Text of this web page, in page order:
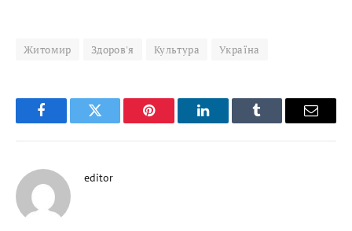
Житомир Здоров'я Культура Україна
FacebookTwitter Pinterest LinkedInTumblr Email
editor